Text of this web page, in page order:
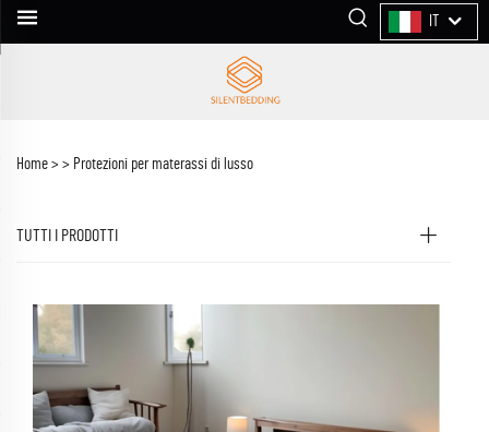
Home > > Protezioni per materassi di lusso
TUTTI I PRODOTTI